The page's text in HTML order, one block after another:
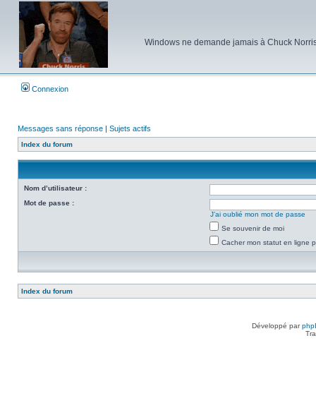
Windows ne demande jamais à Chuck
Connexion
Messages sans réponse | Sujets actifs
Index du forum
Nom d’utilisateur :
Mot de passe :
J’ai oublié mon mot de passe
Se souvenir de moi
Cacher mon statut en ligne
Index du forum
Développé par